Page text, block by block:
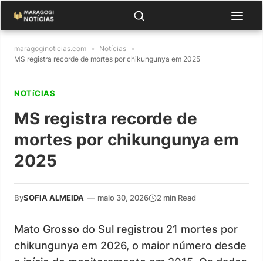
maragoginoticias.com » Notícias »
MS registra recorde de mortes por chikungunya em 2025
NOTíCIAS
MS registra recorde de
mortes por chikungunya em
2025
BySOFIA ALMEIDA — maio 30, 2026 2 min Read
Mato Grosso do Sul registrou 21 mortes por
chikungunya em 2026, o maior número desde